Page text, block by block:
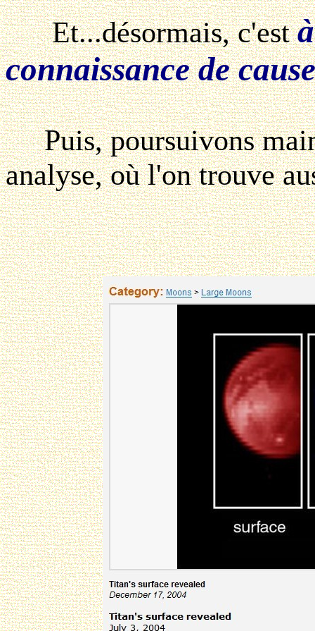
Et...désormais, c'est
connaissance de cause
Puis, poursuivons
analyse, où l'on trouve